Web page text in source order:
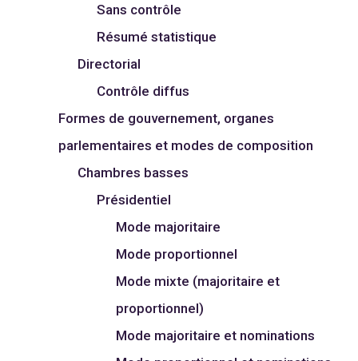
Sans contrôle
Résumé statistique
Directorial
Contrôle diffus
Formes de gouvernement, organes
parlementaires et modes de composition
Chambres basses
Présidentiel
Mode majoritaire
Mode proportionnel
Mode mixte (majoritaire et
proportionnel)
Mode majoritaire et nominations